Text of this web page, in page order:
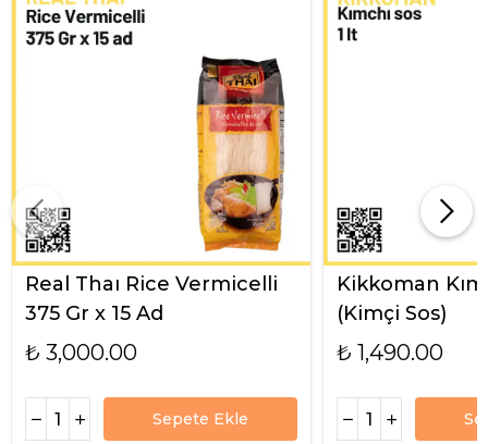
Real Thaı Rice Vermicelli
375 Gr x 15 Ad
₺ 3,000.00
Sepete Ekle
Kikkoman
(Kimçi Sos)
₺ 1,490.00